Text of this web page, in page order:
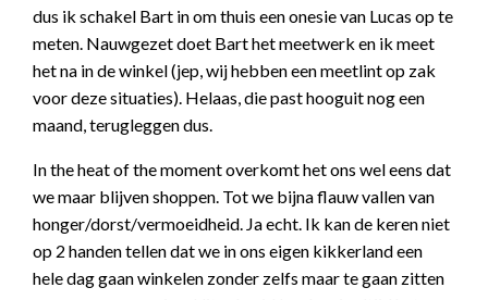
dus ik schakel Bart in om thuis een onesie van Lucas op te
meten. Nauwgezet doet Bart het meetwerk en ik meet
het na in de winkel (jep, wij hebben een meetlint op zak
voor deze situaties). Helaas, die past hooguit nog een
maand, terugleggen dus.
In the heat of the moment overkomt het ons wel eens dat
we maar blijven shoppen. Tot we bijna flauw vallen van
honger/dorst/vermoeidheid. Ja echt. Ik kan de keren niet
op 2 handen tellen dat we in ons eigen kikkerland een
hele dag gaan winkelen zonder zelfs maar te gaan zitten